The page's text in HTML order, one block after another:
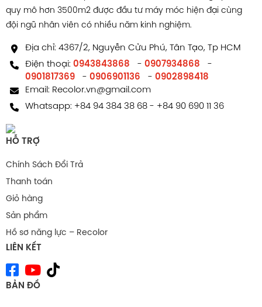
quy mô hơn 3500m2 được đầu tư máy móc hiện đại cùng
đội ngũ nhân viên có nhiều năm kinh nghiệm.
Địa chỉ: 4367/2, Nguyễn Cửu Phú, Tân Tạo, Tp HCM
Điện thoại: 0943843868 - 0907934868
-
0901817369
- 0906901136 - 0902898418
Email: Recolor.vn@gmail.com
Whatsapp: +84 94 384 38 68- +84 90 690 11 36
HỖ TRỢ
Chính Sách Đổi Trả
Thanh toán
Giỏ hàng
Sản phẩm
Hồ sơ năng lực – Recolor
LIÊN KẾT
BẢN ĐỒ